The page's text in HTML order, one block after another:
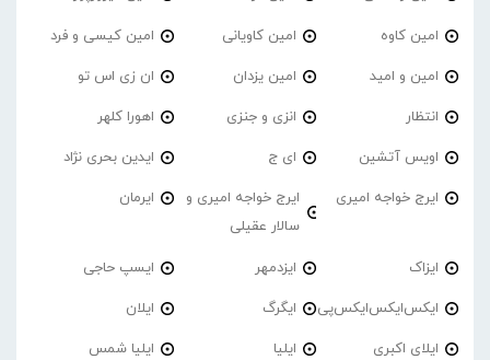
امین کاوه امین کاویانی امین کیسی و فرد
امین و امید امین یزدان ان زی اس تو
انتظار انزی و جنزی اهورا کلهر
اویس آتشین ای ج ایدین بحری نژاد
ایرج خواجه امیری
ایرج خواجه امیری و
سالار عقیلی
ایرمان
ایزاک ایزدمهر ایسپ حاجی
ایکس‌ایکس‌ایکس‌پی ایگرگ ایلان
ایلای اکبری ایلیا ایلیا شمس